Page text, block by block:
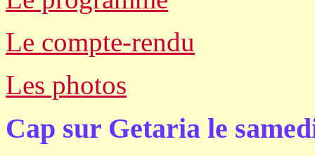
Le compte-rendu
Les photos
Cap sur Getaria le